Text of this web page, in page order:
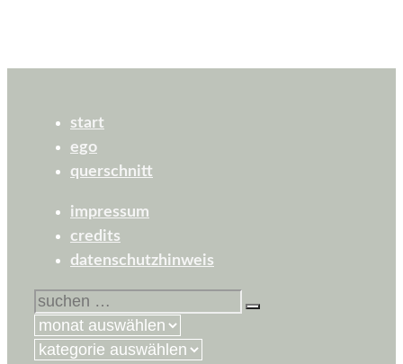
start
ego
querschnitt
impressum
credits
datenschutzhinweis
suchen
nach:
kategorien